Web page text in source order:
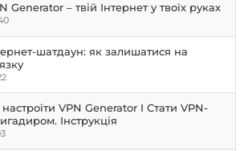
Generator – твій Інтернет у твоїх руках
шатдаун: як залишатися на
VPN Generator І Стати VPN-
Інструкція